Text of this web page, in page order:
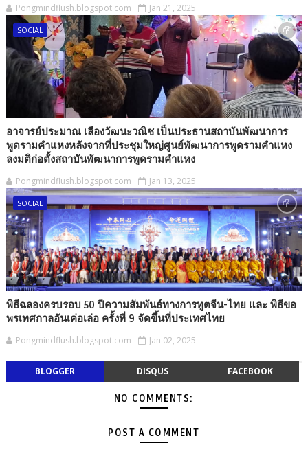
Pongmindflush.blogspot.com Jan 21, 2025
SOCIAL
อาจารย์ประมาณ เลืองวัฒนะวณิช เป็นประธานสถาบันพัฒนาการ
พูดรามคำแหงหลังจากที่ประชุมใหญ่ศูนย์พัฒนาการพูดรามคำแหง
ลงมติก่อตั้งสถาบันพัฒนาการพูดรามคำแหง
Pongmindflush.blogspot.com Jan 13, 2025
SOCIAL
พิธีฉลองครบรอบ 50 ปีความสัมพันธ์ทางการทูตจีน-ไทย และ พิธีขอ
พรเทศกาลอันเค่อเล่อ ครั้งที่ 9 จัดขึ้นที่ประเทศไทย
Pongmindflush.blogspot.com Jan 02, 2025
BLOGGER DISQUS FACEBOOK
NO COMMENTS:
POST A COMMENT